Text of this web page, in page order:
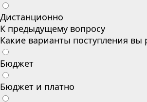
Дистанционно
К предыдущему вопросу
Какие варианты поступления вы
Бюджет
Бюджет и платно